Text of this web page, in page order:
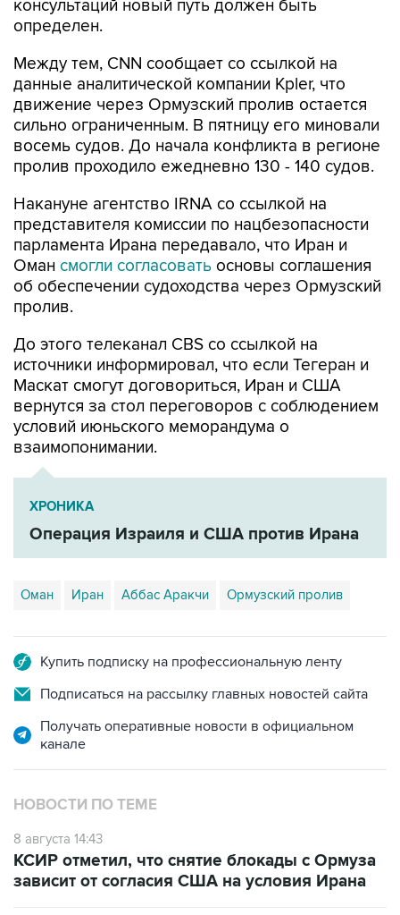
консультаций новый путь должен быть
определен.
Между тем, CNN сообщает со ссылкой на
данные аналитической компании Kpler, что
движение через Ормузский пролив остается
сильно ограниченным. В пятницу его миновали
восемь судов. До начала конфликта в регионе
пролив проходило ежедневно 130 - 140 судов.
Накануне агентство IRNA со ссылкой на
представителя комиссии по нацбезопасности
парламента Ирана передавало, что Иран и
Оман смогли согласовать основы соглашения
об обеспечении судоходства через Ормузский
пролив.
До этого телеканал CBS со ссылкой на
источники информировал, что если Тегеран и
Маскат смогут договориться, Иран и США
вернутся за стол переговоров с соблюдением
условий июньского меморандума о
взаимопонимании.
ХРОНИКА
Операция Израиля и США против Ирана
Оман Иран Аббас Аракчи Ормузский пролив
Купить подписку на профессиональную ленту
Подписаться на рассылку главных новостей сайта
Получать оперативные новости в официальном
канале
НОВОСТИ ПО ТЕМЕ
8 августа 14:43
КСИР отметил, что снятие блокады с Ормуза
зависит от согласия США на условия Ирана